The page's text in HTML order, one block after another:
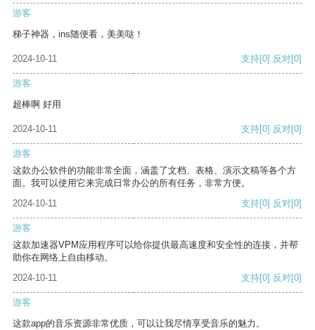
游客
梯子神器，ins随便看，美美哒！
2024-10-11 支持[0] 反对[0]
游客
超棒啊 好用
2024-10-11 支持[0] 反对[0]
游客
这款办公软件的功能非常全面，涵盖了文档、表格、演示文稿等各个方
面。我可以使用它来完成日常办公的所有任务，非常方便。
2024-10-11
支持[0] 反对[0]
游客
这款加速器VPM应用程序可以给你提供最高速度和安全性的连接，并帮
助你在网络上自由移动。
2024-10-11
支持[0] 反对[0]
游客
这款app的音乐资源非常优质，可以让我尽情享受音乐的魅力。